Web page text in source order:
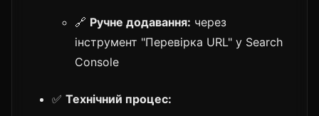
🔗 Ручне додавання: через
інструмент "Перевірка URL" у Search
Console
✅ Технічний процес: